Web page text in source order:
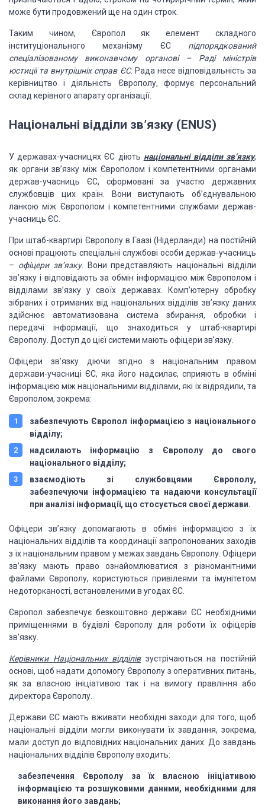
може бути продовжений ще на один строк.
Таким чином, Європол як елемент складного
інституціонального механізму ЄС підпорядкований
спеціалізованому виконавчомуорганові – Раді міністрів
юстиції та внутрішніх справ ЄС. Рада несе відповідальність за
керівництво і діяльність Європолу, формує персональний
склад керівного апаратуорганізації.
Національні відділи зв’язку (ENUS)
У державах-учасницях ЄС діють національні відділи зв’язку,
як органи зв’язку між Європолом і компетентними органами
держав-учасниць ЄС, сформовані за участю державних
службовців цих країн. Вони виступають об’єднувальною
ланкою між Європолом і компетентними службами держав-
учасниць ЄС.
При штаб-квартирі Європолу в Гаазі (Нідерланди) на постійній
основі працюють спеціальні службові особи держав-учасниць
– офіцеризв’язку. Вони представляють національні відділи
зв’язку і відповідають за обмін інформацією між Європолом і
відділами зв’язку у своїх державах. Комп’ютерну обробку
зібраних і отриманих від національних відділів зв’язку даних
здійснює автоматизована система збирання, обробки і
передачі інформації, що знаходиться у штаб-квартирі
Європолу. Доступ до цієї системи мають офіцери зв’язку.
Офіцери зв’язку діючи згідно з національним правом
держави-учасниці ЄС, яка його надсилає, сприяють в обміні
інформацією між національними відділами, які їхвідрядили, та
Європолом, зокрема:
забезпечують Європол інформацією з національного
відділу;
надсилають інформацію з Європолу до свого
національного відділу;
взаємодіють зі службовцями Європолу,
забезпечуючи інформацією та надаючи консультації
при аналізі інформації, що стосується своєї держави.
Офіцери зв’язку допомагають в обміні інформацією з їх
національних відділів та координації запропонованих заходів
з їх національним правом у межах завдань Європолу. Офіцери
зв’язку мають право ознайомлюватися з різноманітними
файлами Європолу, користуються привілеями та імунітетом
недоторканості, встановленими в угодах ЄС.
Європол забезпечує безкоштовно держави ЄС необхідними
приміщеннями в будівлі Європолу для роботи їх офіцерів
зв’язку.
Керівники Національних відділів зустрічаються на постійній
основі, щоб надати допомогу Європолу з оперативних питань,
як за власною ініціативою так і на вимогу правління або
директора Європолу.
Держави ЄС мають вживати необхідні заходи для того, щоб
національні відділи могли виконувати їх завдання, зокрема,
мали доступ до відповідних національних даних. До завдань
національних відділів Європолу входить:
забезпечення Європолу за їх власною ініціативою
інформацією та розшуковими даними, необхідними для
виконання його завдань;